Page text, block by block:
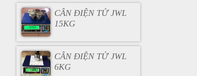
CÂN ĐIỆN TỬ JWL
15KG
CÂN ĐIỆN TỬ JWL
6KG